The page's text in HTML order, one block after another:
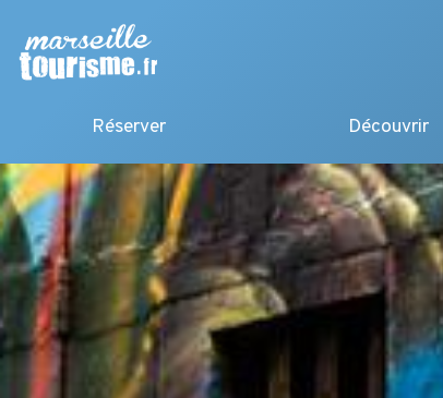
Réserver Découvrir